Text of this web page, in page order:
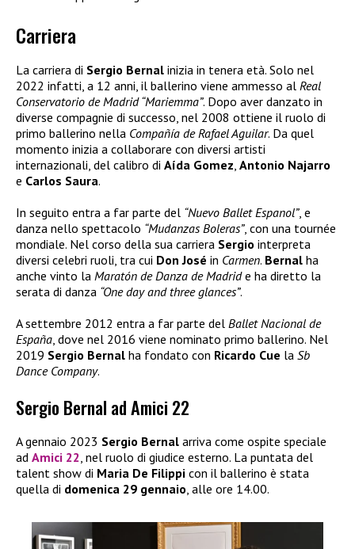
Carriera
La carriera di Sergio Bernal inizia in tenera età. Solo nel
2022 infatti, a 12 anni, il ballerino viene ammesso al Real
Conservatorio de Madrid “Mariemma”. Dopo aver danzato in
diverse compagnie di successo, nel 2008 ottiene il ruolo di
primo ballerino nella Compañía de Rafael Aguilar. Da quel
momento inizia a collaborare con diversi artisti
internazionali, del calibro di Aída Gomez, Antonio Najarro
e Carlos Saura.
In seguito entra a far parte del “Nuevo Ballet Espanol”, e
danza nello spettacolo “Mudanzas Boleras”, con una tournée
mondiale. Nel corso della sua carriera Sergio interpreta
diversi celebri ruoli, tra cui Don José in Carmen. Bernal ha
anche vinto la Maratón de Danza de Madride ha diretto la
serata di danza “One day and three glances”.
A settembre 2012 entra a far parte del Ballet Nacional de
España, dove nel 2016 viene nominato primo ballerino. Nel
2019 Sergio Bernal ha fondato con Ricardo Cue la Sb
Dance Company.
Sergio Bernal ad Amici 22
A gennaio 2023 Sergio Bernal arriva come ospite speciale
ad Amici 22 , nel ruolo di giudice esterno. La puntata del
talent show di Maria De Filippi con il ballerino è stata
quella di domenica 29 gennaio , alle ore 14.00.